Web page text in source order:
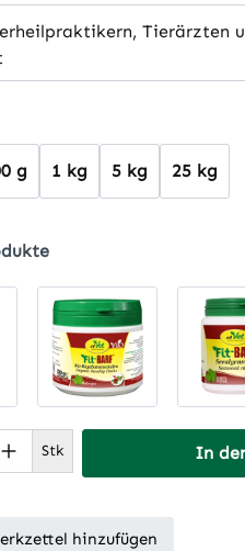
Tierärzten
g 1 kg 5 kg 25 kg
Anzahl: Gib den
Stk In
hinzufügen